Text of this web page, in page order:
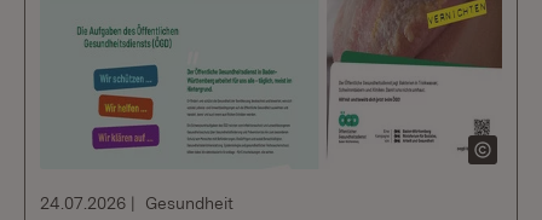
24.07.2026 Gesundheit